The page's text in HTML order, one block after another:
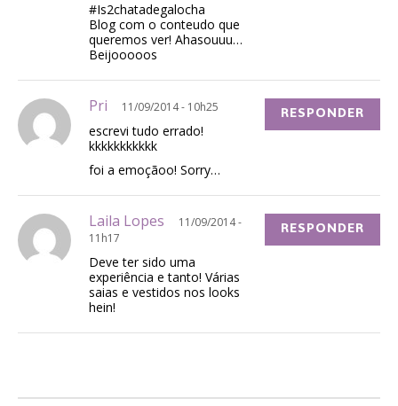
#Is2chatadegalocha
Blog com o conteudo que
queremos ver! Ahasouuu…
Beijooooos
Pri 11/09/2014 - 10h25
escrevi tudo errado!
kkkkkkkkkkk
foi a emoçãoo! Sorry…
RESPONDER
Laila Lopes
11/09/2014 -
11h17
Deve ter sido uma
experiência e tanto! Várias
saias e vestidos nos looks
hein!
RESPONDER